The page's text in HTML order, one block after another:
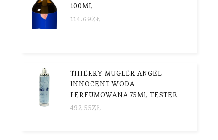
100ML
114.69ZŁ
THIERRY MUGLER ANGEL
INNOCENT WODA
PERFUMOWANA 75ML TESTER
492.55ZŁ